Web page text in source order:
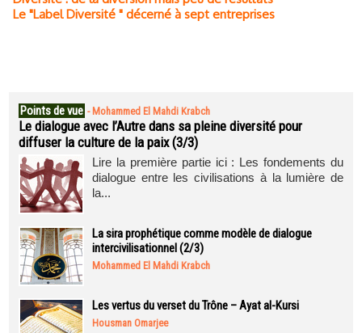
Le "Label Diversité " décerné à sept entreprises
Points de vue - Mohammed El Mahdi Krabch
Le dialogue avec l’Autre dans sa pleine diversité pour
diffuser la culture de la paix (3/3)
Lire la première partie ici : Les fondements du
dialogue entre les civilisations à la lumière de
la...
La sira prophétique comme modèle de dialogue
intercivilisationnel (2/3)
Mohammed El Mahdi Krabch
Les vertus du verset du Trône – Ayat al-Kursi
Housman Omarjee